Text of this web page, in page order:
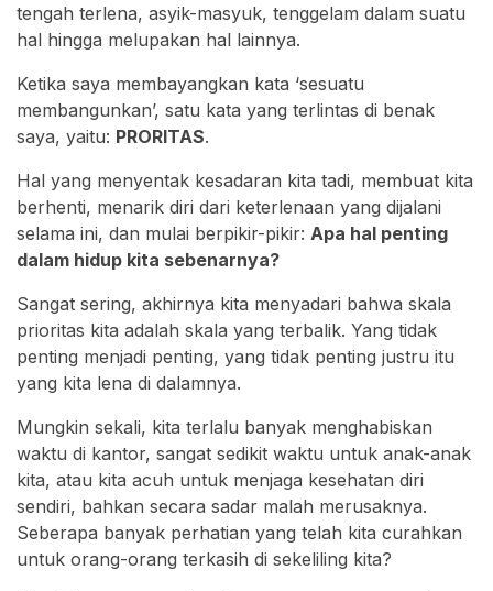
tengah terlena, asyik-masyuk, tenggelam dalam suatu
hal hingga melupakan hal lainnya.
Ketika saya membayangkan kata ‘sesuatu
membangunkan’, satu kata yang terlintas di benak
saya, yaitu: PRORITAS.
Hal yang menyentak kesadaran kita tadi, membuat kita
berhenti, menarik diri dari keterlenaan yang dijalani
selama ini, dan mulai berpikir-pikir: Apa hal penting
dalam hidup kita sebenarnya?
Sangat sering, akhirnya kita menyadari bahwa skala
prioritas kita adalah skala yang terbalik. Yang tidak
penting menjadi penting, yang tidak penting justru itu
yang kita lena di dalamnya.
Mungkin sekali, kita terlalu banyak menghabiskan
waktu di kantor, sangat sedikit waktu untuk anak-anak
kita, atau kita acuh untuk menjaga kesehatan diri
sendiri, bahkan secara sadar malah merusaknya.
Seberapa banyak perhatian yang telah kita curahkan
untuk orang-orang terkasih di sekeliling kita?